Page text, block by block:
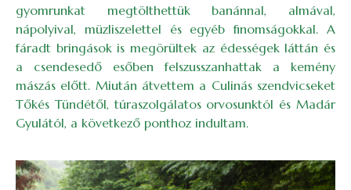
gyomrunkat megtölthettük banánnal, almával,
nápolyival, müzliszelettel és egyéb finomságokkal. A
fáradt bringások is megörültek az édességek láttán és
a csendesedő esőben felszusszanhattak a kemény
mászás előtt. Miután átvettem a Culinás szendvicseket
Tőkés Tündétől, túraszolgálatos orvosunktól és Madár
Gyulától, a következő ponthoz indultam.